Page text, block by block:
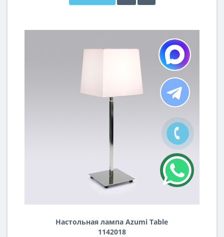
Настольная лампа Azumi Table
1142018